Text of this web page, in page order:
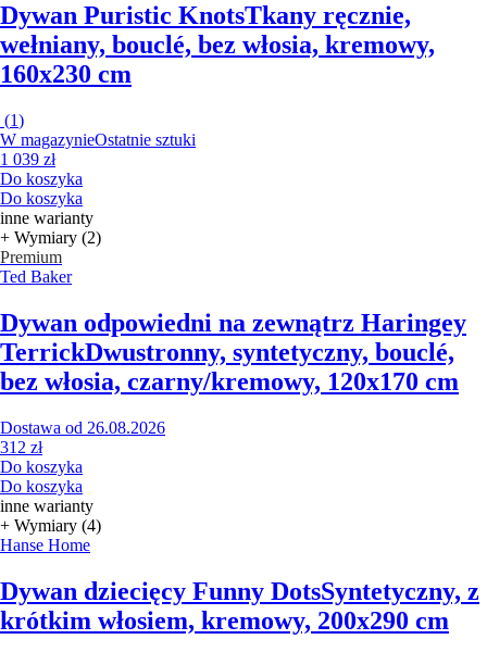
Dywan Puristic KnotsTkany ręcznie,
wełniany, bouclé, bez włosia, kremowy,
160x230 cm
(1)
W magazynieOstatnie sztuki
1 039 zł
Do koszyka
Do koszyka
inne warianty
+ Wymiary (2)
Premium
Ted Baker
Dywan odpowiedni na zewnątrz Haringey
TerrickDwustronny, syntetyczny, bouclé,
bez włosia, czarny/kremowy, 120x170 cm
Dostawa od 26.08.2026
312 zł
Do koszyka
Do koszyka
inne warianty
+ Wymiary (4)
Hanse Home
Dywan dziecięcy Funny DotsSyntetyczny, z
krótkim włosiem, kremowy, 200x290 cm